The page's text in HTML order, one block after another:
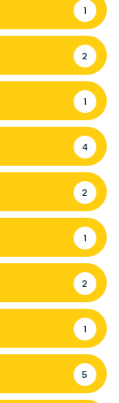
1
2
1
4
2
1
2
1
5